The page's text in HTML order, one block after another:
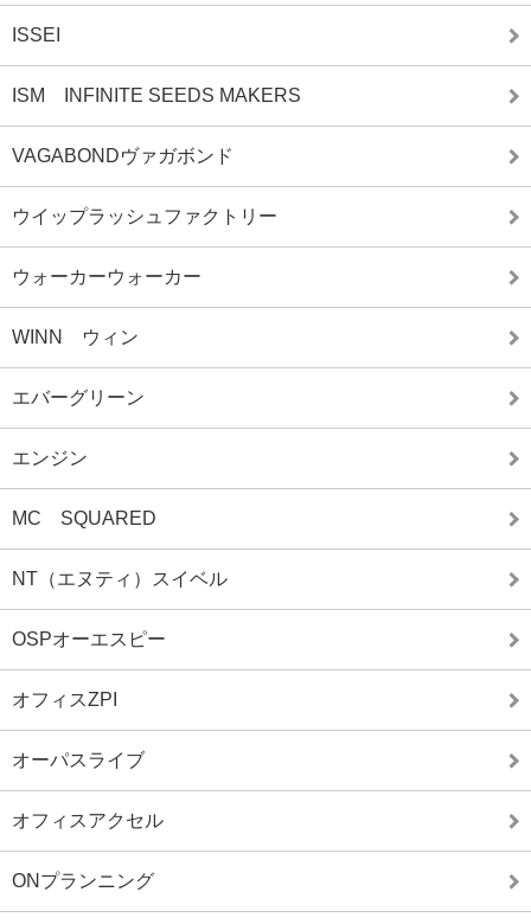
ISSEI
ISM INFINITE SEEDS MAKERS
VAGABONDヴァガボンド
ウイップラッシュファクトリー
ウォーカーウォーカー
WINN ウィン
エバーグリーン
エンジン
MC SQUARED
NT（エヌティ）スイベル
OSPオーエスピー
オフィスZPI
オーパスライブ
オフィスアクセル
ONプランニング